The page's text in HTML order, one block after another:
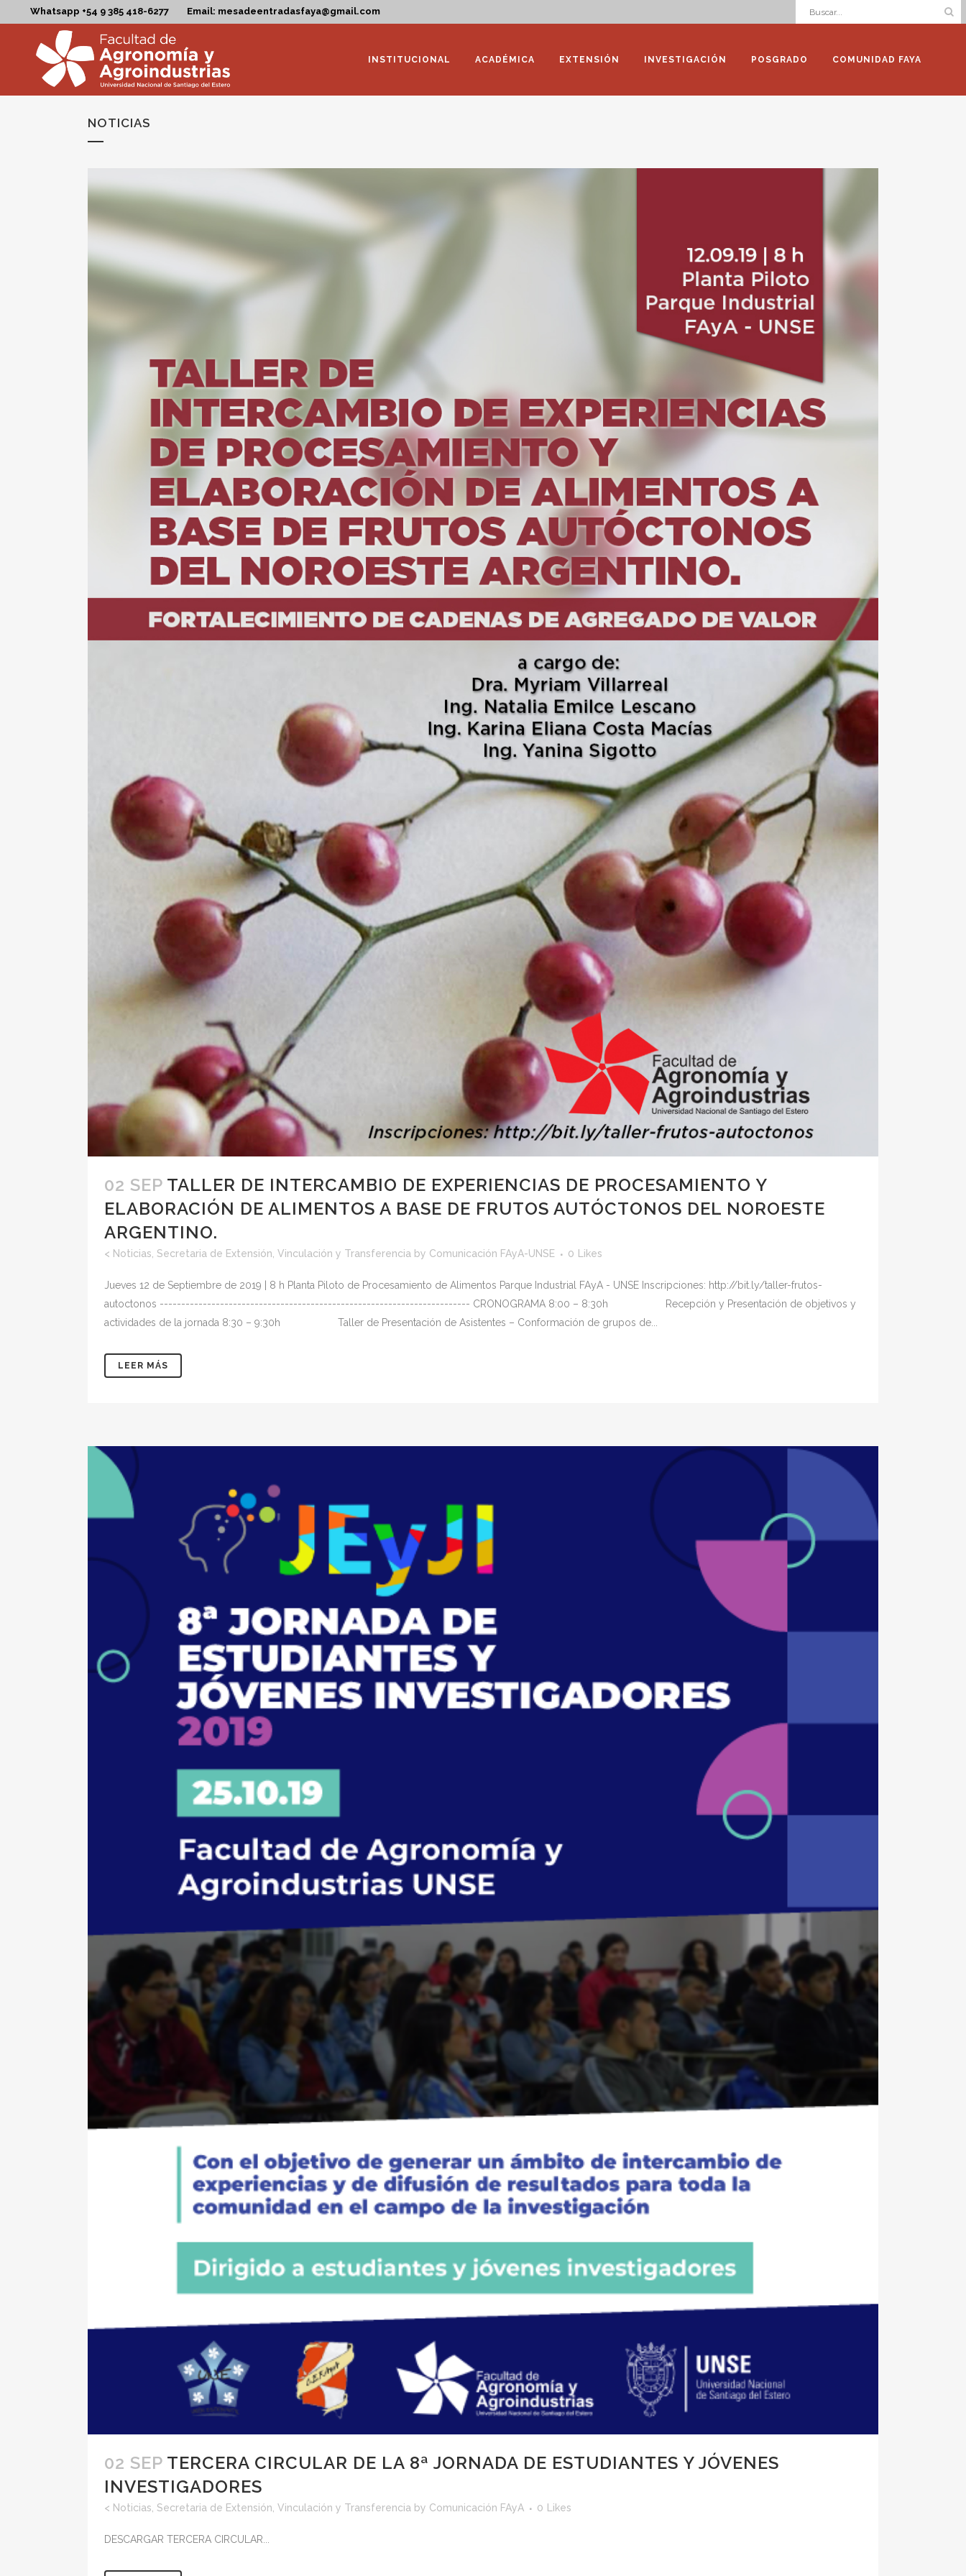
Email: mesadeentradasfaya@gmail.com
Whatsapp +54 9 385 418-6277
INSTITUCIONAL ACADÉMICA EXTENSIÓN INVESTIGACIÓN POSGRADO COMUNIDAD FAYA
NOTICIAS
02 SEP TALLER DE INTERCAMBIO DE EXPERIENCIAS DE PROCESAMIENTO Y
ELABORACIÓN DE ALIMENTOS A BASE DE FRUTOS AUTÓCTONOS DEL NOROESTE
ARGENTINO.
< Noticias Secretaria de Extensión, Vinculación y Transferencia by Comunicación FAyA-UNSE 0 Likes
Jueves 12 de Septiembre de 2019 | 8 h Planta Piloto de Procesamiento de Alimentos Parque Industrial FAyA - UNSE Inscripciones: http://bit.ly/taller-frutos-
autoctonos ------------------------------------------------------------------------ CRONOGRAMA 8:00 – 8:30h Recepción y Presentación de objetivos y
actividades de la jornada 8:30 – 9:30h Taller de Presentación de Asistentes – Conformación de grupos de...
LEER MÁS
02 SEP TERCERA CIRCULAR DE LA 8ª JORNADA DE ESTUDIANTES Y JÓVENES
INVESTIGADORES
< Noticias Secretaria de Extensión, Vinculación y Transferencia by Comunicación FAyA 0 Likes
DESCARGAR TERCERA CIRCULAR...